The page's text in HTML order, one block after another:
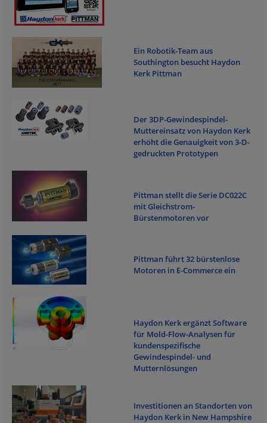
Ein Robotik-Team aus
Southington besucht Haydon
Kerk Pittman
Der 3DP-Gewindespindel-
Muttereinsatz von Haydon Kerk
erhöht die Genauigkeit von 3-D-
gedruckten Prototypen
Pittman stellt die Serie DC022C
mit Gleichstrom-
Bürstenmotoren vor
Pittman führt 32 bürstenlose
Motoren in E-Commerce ein
Haydon Kerk ergänzt Software
für Mold-Flow-Analysen für
kundenspezifische
Gewindespindel- und
Mutternlösungen
Investitionen an Standorten von
Haydon Kerk in New Hampshire